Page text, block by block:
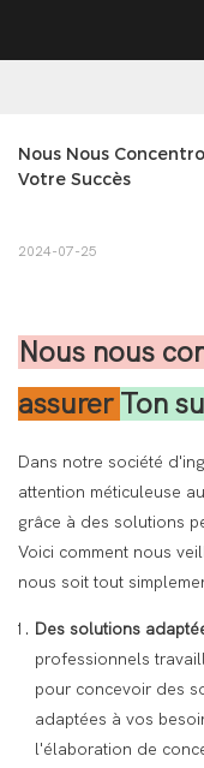
Nous Nous
Votre Succès
2024-07-25
Nous nous
assurer Ton
Dans notre société
attention méticuleuse
grâce à des solutions
Voici comment nous
nous soit tout
Des solutions
professionnels
pour concevoir des
adaptées à vos
l'élaboration de